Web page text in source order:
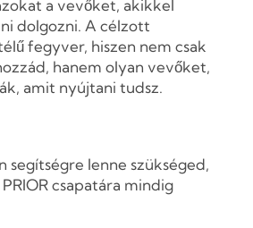
a vevőket, akikkel
dolgozni. A célzott
fegyver, hiszen nem csak
hanem olyan vevőket,
amit nyújtani tudsz.
segítségre lenne szükséged,
csapatára mindig